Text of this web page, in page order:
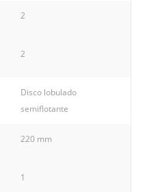
2
2
Disco lobulado
semiflotante
220 mm
1